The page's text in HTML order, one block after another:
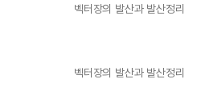
벡터장의 발산과 발산정리
벡터장의 발산과 발산정리